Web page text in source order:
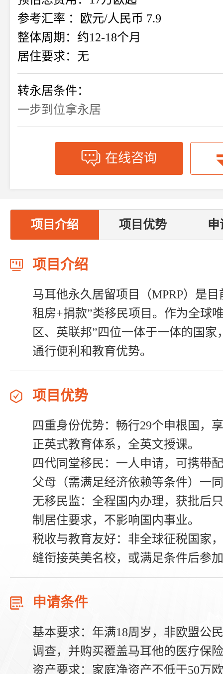
参考汇率 ：欧元/人民币 7.9
整体周期：约12-18个月
居住要求：无
转永居条件：
一步到位拿永居
在线咨询
项目介绍 项目优势 申
项目介绍
马耳他永久居留项目（MPRP）是
租房+捐款”类移民项目。作为全球
区、英联邦”四位一体于一体的国
通行便利和教育优势。
项目优势
四重身份优势：畅行29个申根国，
正英式教育体系，全英文授课。
四代同堂移民 ：一人申请，可携带
父母（需满足经济依赖等条件）一
无移民监：全程国内办理，获批后
制居住要求，不影响国内事业。
税收与教育友好：非全球征税国家
缝衔接英美名校，或满足条件后参
申请条件
基本要求：年满18周岁，非欧盟公
调查，并购买覆盖马耳他的医疗保
资产要求：家庭净资产不低于50万